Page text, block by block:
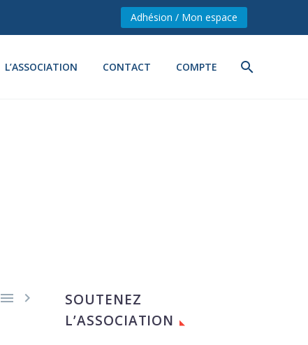
Adhésion / Mon espace
L’ASSOCIATION CONTACT COMPTE
 
SOUTENEZ
L’ASSOCIATION